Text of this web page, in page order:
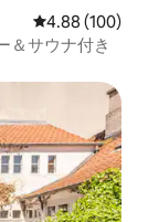
レビュー100
4.88 (100)
＆サウナ付き